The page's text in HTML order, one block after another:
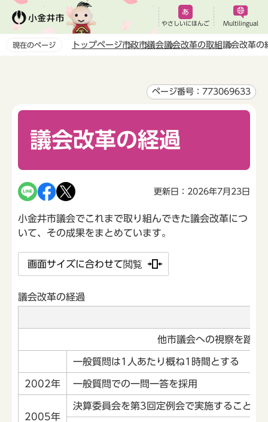
ペ
やさしいにほんご Multilingual
現在のページ トップページ市政市議会議会改革の取組議会改革の
ページ番号：773069633
議会改革の経過
更新日：2026年7月23日
小金井市議会でこれまで取り組んできた議会改革につ
いて、その成果をまとめています。
画面サイズに合わせて閲覧
議会改革の経過
他市議会への視察を踏ま
一般質問は1人あたり概ね1時間とする
2002年 一般質問での一問一答を採用
2005年
決算委員会を第3回定例会で実施することに